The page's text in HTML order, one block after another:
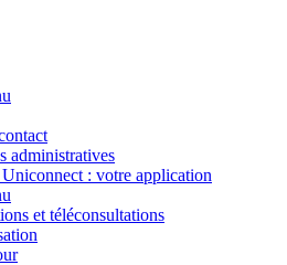
administratives
: votre application
et téléconsultations